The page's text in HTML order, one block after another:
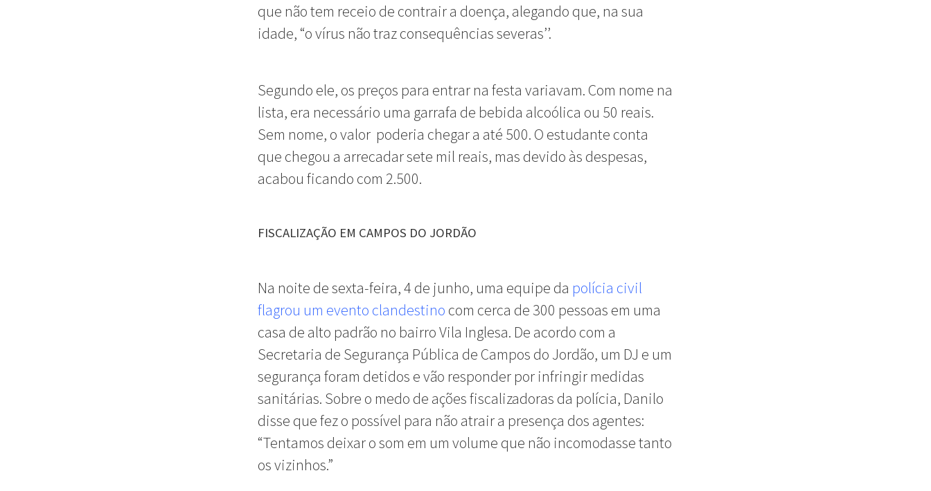
que não tem receio de contrair a doença, alegando que, na sua
idade, “o vírus não traz consequências severas’’.
Segundo ele, os preços para entrar na festa variavam. Com nome na
lista, era necessário uma garrafa de bebida alcoólica ou 50 reais.
Sem nome, o valor poderia chegar a até 500. O estudante conta
que chegou a arrecadar sete mil reais, mas devido às despesas,
acabou ficando com 2.500.
FISCALIZAÇÃO EM CAMPOS DO JORDÃO
Na noite de sexta-feira, 4 de junho, uma equipe da polícia civil
flagrou um evento clandestino com cerca de 300 pessoas em uma
casa de alto padrão no bairro Vila Inglesa. De acordo com a
Secretaria de Segurança Pública de Campos do Jordão, um DJ e um
segurança foram detidos e vão responder por infringir medidas
sanitárias. Sobre o medo de ações fiscalizadoras da polícia, Danilo
disse que fez o possível para não atrair a presença dos agentes:
“Tentamos deixar o som em um volume que não incomodasse tanto
os vizinhos.”